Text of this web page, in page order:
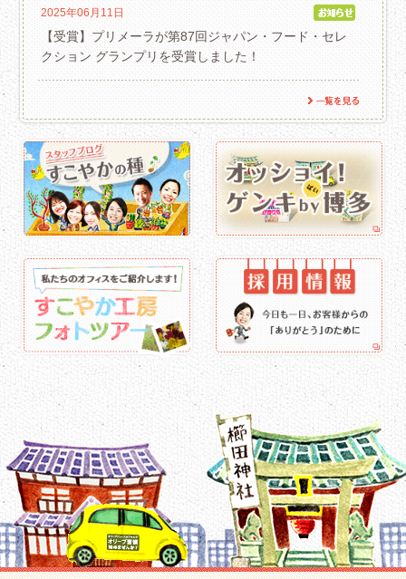
2025年06月11日
【受賞】プリメーラが第87回ジャパン・フード・セレ
クション グランプリを受賞しました！